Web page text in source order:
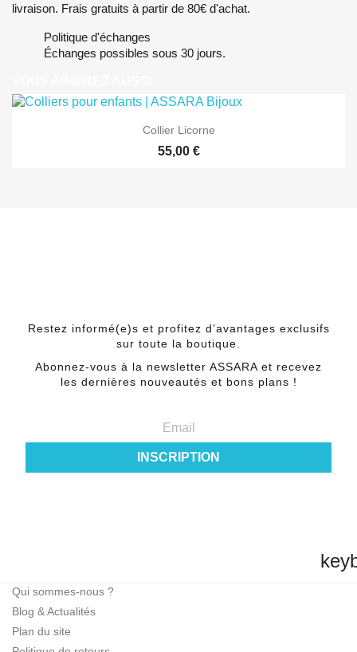
livraison. Frais gratuits à partir de 80€ d'achat.
Politique d'échanges
Échanges possibles sous 30 jours.
Collier Licorne
55,00 €
Restez informé(e)s et profitez d’avantages exclusifs
sur toute la boutique.
Abonnez-vous à la newsletter ASSARA et recevez
les dernières nouveautés et bons plans !
INSCRIPTION
Qui sommes-nous ?
Blog & Actualités
Plan du site